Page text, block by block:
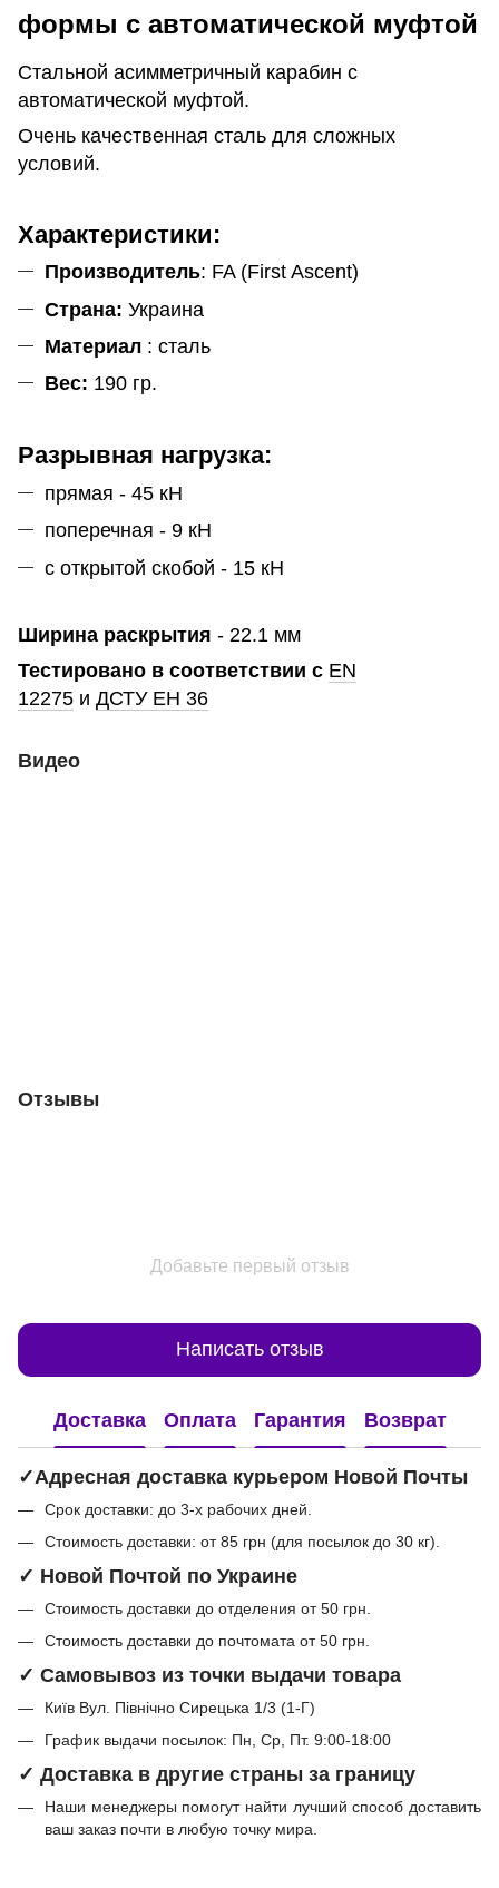
формы с автоматической муфтой
Стальной асимметричный карабин с
автоматической муфтой.
Очень качественная сталь для сложных
условий.
Характеристики:
Производитель: FA (First Ascent)
Страна: Украина
Материал : сталь
Вес: 190 гр.
Разрывная нагрузка:
прямая - 45 кН
поперечная - 9 кН
с открытой скобой - 15 кН
Ширина раскрытия - 22.1 мм
Тестировано в соответствии с EN
12275 и ДСТУ ЕН 36
Видео
Отзывы
Добавьте первый отзыв
Написать отзыв
Доставка Оплата Гарантия Возврат
✓Адресная доставка курьером Новой Почты
Срок доставки: до 3-х рабочих дней.
Стоимость доставки: от 85 грн (для посылок до 30 кг).
✓ Новой Почтой по Украине
Стоимость доставки до отделения от 50 грн.
Стоимость доставки до почтомата от 50 грн.
✓ Самовывоз из точки выдачи товара
Київ Вул. Північно Сирецька 1/3 (1-Г)
График выдачи посылок: Пн, Ср, Пт. 9:00-18:00
✓ Доставка в другие страны за границу
Наши менеджеры помогут найти лучший способ доставить
ваш заказ почти в любую точку мира.